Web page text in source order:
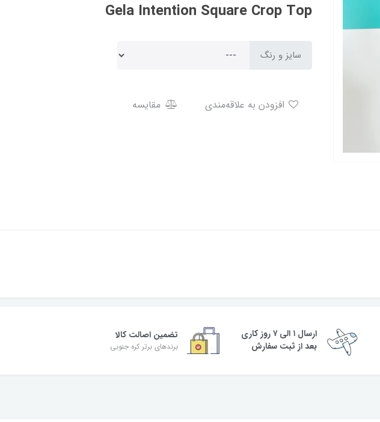
Gela Intention Square Crop Top
سایز و رنگ
مقایسه
ارسال ۱ الی ۷ روز کاری
بعد از ثبت سفارش
تضمین اصالت کالا
برندهای برتر کره جنوبی